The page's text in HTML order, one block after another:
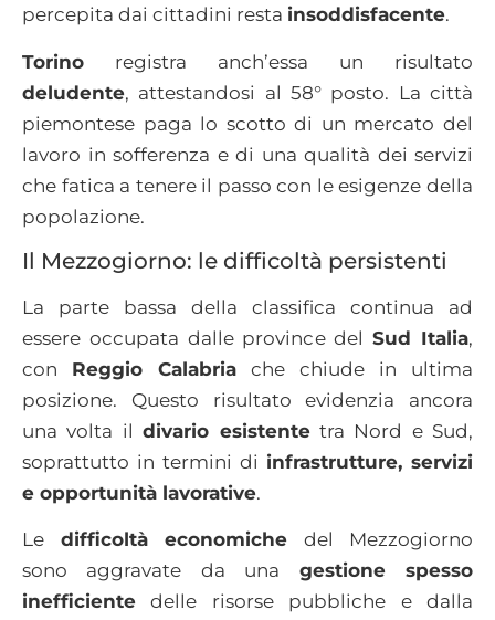
percepita dai cittadini resta insoddisfacente.
Torino registra anch’essa un risultato
deludente, attestandosi al 58° posto. La città
piemontese paga lo scotto di un mercato del
lavoro in sofferenza e di una qualità dei servizi
che fatica a tenere il passo con le esigenze della
popolazione.
Il Mezzogiorno: le difficoltà persistenti
La parte bassa della classifica continua ad
essere occupata dalle province delSud Italia,
con Reggio Calabria che chiude in ultima
posizione. Questo risultato evidenzia ancora
una volta ildivario esistentetra Nord e Sud,
soprattutto in termini di infrastrutture, servizi
e opportunità lavorative.
Le difficoltà economiche del Mezzogiorno
sono aggravate da una gestione spesso
inefficiente delle risorse pubbliche e dalla